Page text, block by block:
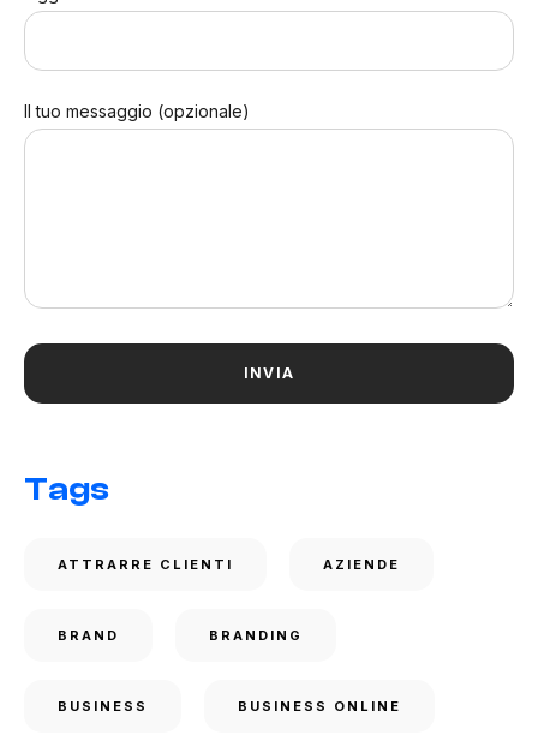
Il tuo messaggio (opzionale)
Tags
ATTRARRE CLIENTI AZIENDE
BRAND BRANDING
BUSINESS BUSINESS ONLINE